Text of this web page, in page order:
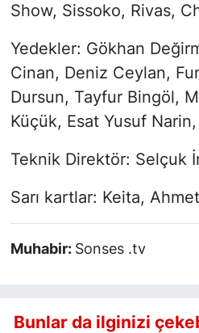
Show, Sissoko, Rivas,
Yedekler: Gökhan
Cinan, Deniz Ceylan,
Dursun, Tayfur Bingöl,
Küçük, Esat Yusuf
Teknik Direktör: Selçuk
Sarı kartlar: Keita,
Muhabir: Sonses .tv
Bunlar da ilginizi